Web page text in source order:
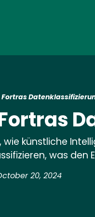
Fortras
wie künstliche
was
20, 2024